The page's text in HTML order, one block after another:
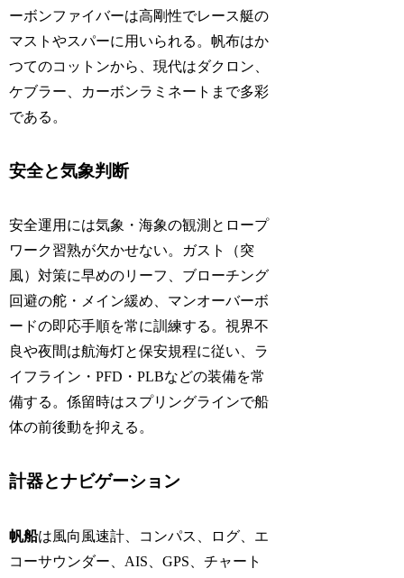
ーボンファイバーは高剛性でレース艇の
マストやスパーに用いられる。帆布はか
つてのコットンから、現代はダクロン、
ケブラー、カーボンラミネートまで多彩
である。
安全と気象判断
安全運用には気象・海象の観測とロープ
ワーク習熟が欠かせない。ガスト（突
風）対策に早めのリーフ、ブローチング
回避の舵・メイン緩め、マンオーバーボ
ードの即応手順を常に訓練する。視界不
良や夜間は航海灯と保安規程に従い、ラ
イフライン・PFD・PLBなどの装備を常
備する。係留時はスプリングラインで船
体の前後動を抑える。
計器とナビゲーション
帆船は風向風速計、コンパス、ログ、エ
コーサウンダー、AIS、GPS、チャート